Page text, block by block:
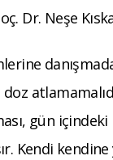
Dr. Neşe
gün
Kendi